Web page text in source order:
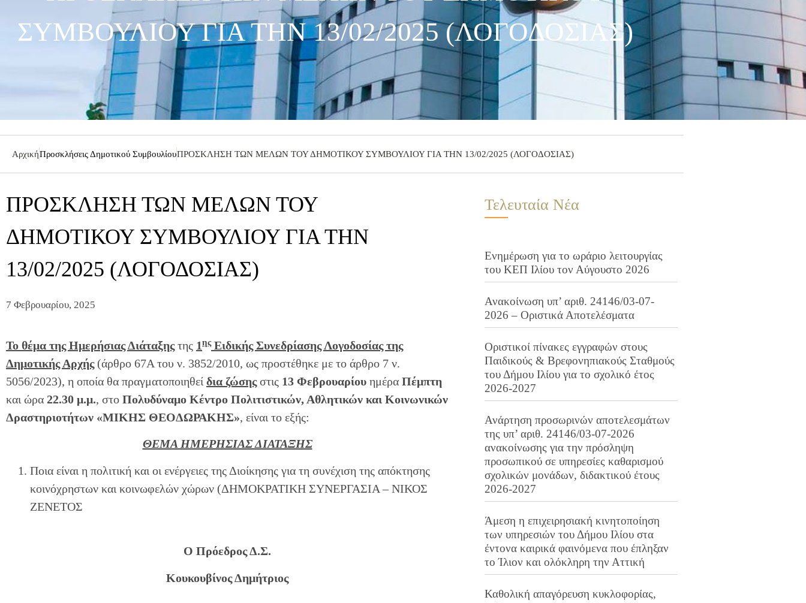
ΣΥΜΒΟΥΛΙΟΥ ΓΙΑ ΤΗΝ 13/02/2025 (ΛΟΓΟΔΟΣΙΑΣ)
ΑρχικήΠροσκλήσεις Δημοτικού ΣυμβουλίουΠΡΟΣΚΛΗΣΗ ΤΩΝ ΜΕΛΩΝ ΤΟΥ ΔΗΜΟΤΙΚΟΥ ΣΥΜΒΟΥΛΙΟΥ ΓΙΑ ΤΗΝ 13/02/2025 (ΛΟΓΟΔΟΣΙΑΣ)
ΠΡΟΣΚΛΗΣΗ ΤΩΝ ΜΕΛΩΝ ΤΟΥ
ΔΗΜΟΤΙΚΟΥ ΣΥΜΒΟΥΛΙΟΥ ΓΙΑ ΤΗΝ
13/02/2025 (ΛΟΓΟΔΟΣΙΑΣ)
7 Φεβρουαρίου, 2025
Το θέμα της Ημερήσιας Διάταξηςτης 1ηςΕιδικής Συνεδρίασης Λογοδοσίας της
Δημοτικής Αρχής(άρθρο 67Α του ν. 3852/2010, ως προστέθηκε με το άρθρο 7 ν.
5056/2023), η οποία θα πραγματοποιηθεί δια ζώσης στις 13 Φεβρουαρίου ημέρα Πέμπτη
και ώρα 22.30 μ.μ., στο Πολυδύναμο Κέντρο Πολιτιστικών, Αθλητικών και Κοινωνικών
Δραστηριοτήτων «ΜΙΚΗΣ ΘΕOΔΩΡΑΚΗΣ», είναι το εξής:
ΘΕΜΑ ΗΜΕΡΗΣΙΑΣ ΔΙΑΤΑΞΗΣ
Ποια είναι η πολιτική και οι ενέργειες της Διοίκησης για τη συνέχιση της απόκτησης
κοινόχρηστων και κοινωφελών χώρων (ΔΗΜΟΚΡΑΤΙΚΗ ΣΥΝΕΡΓΑΣΙΑ – ΝΙΚΟΣ
ΖΕΝΕΤΟΣ
Ο Πρόεδρος Δ.Σ.
Κουκουβίνος Δημήτριος
Τελευταία Νέα
Ενημέρωση για το ωράριο λειτουργίας
του ΚΕΠ Ιλίου τον Αύγουστο 2026
Ανακοίνωση υπ’ αριθ. 24146/03-07-
2026 – Οριστικά Αποτελέσματα
Οριστικοί πίνακες εγγραφών στους
Παιδικούς & Βρεφονηπιακούς Σταθμούς
του Δήμου Ιλίου για το σχολικό έτος
2026-2027
Ανάρτηση προσωρινών αποτελεσμάτων
της υπ’ αριθ. 24146/03-07-2026
ανακοίνωσης για την πρόσληψη
προσωπικού σε υπηρεσίες καθαρισμού
σχολικών μονάδων, διδακτικού έτους
2026-2027
Άμεση η επιχειρησιακή κινητοποίηση
των υπηρεσιών του Δήμου Ιλίου στα
έντονα καιρικά φαινόμενα που έπληξαν
το Ίλιον και ολόκληρη την Αττική
Καθολική απαγόρευση κυκλοφορίας,